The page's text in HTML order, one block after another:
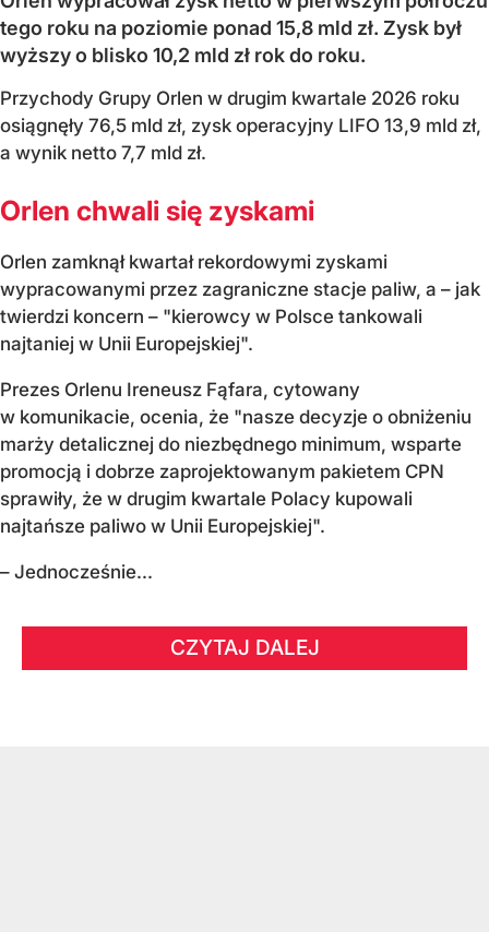
tego roku na poziomie ponad 15,8 mld zł. Zysk był
wyższy o blisko 10,2 mld zł rok do roku.
Przychody Grupy Orlen w drugim kwartale 2026 roku
osiągnęły 76,5 mld zł, zysk operacyjny LIFO 13,9 mld zł,
a wynik netto 7,7 mld zł.
Orlen chwali się zyskami
Orlen zamknął kwartał rekordowymi zyskami
wypracowanymi przez zagraniczne stacje paliw, a – jak
twierdzi koncern – "kierowcy w Polsce tankowali
najtaniej w Unii Europejskiej".
Prezes Orlenu Ireneusz Fąfara, cytowany
w komunikacie, ocenia, że "nasze decyzje o obniżeniu
marży detalicznej do niezbędnego minimum, wsparte
promocją i dobrze zaprojektowanym pakietem CPN
sprawiły, że w drugim kwartale Polacy kupowali
najtańsze paliwo w Unii Europejskiej".
– Jednocześnie...
CZYTAJ DALEJ